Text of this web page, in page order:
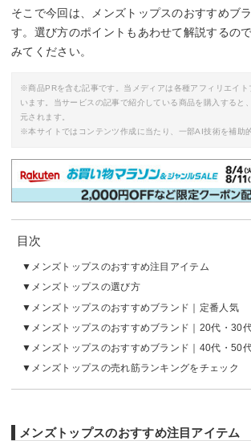
そこで今回は、メンズトップスのおすすめブ
す。選び方のポイントもあわせて解説するの
みてください。
※商品PRを含む記事です。当メディアは各種アフィリエイト
います。当サービスの記事で紹介している商品を購入すると
元されます。
※本サイトではコンテンツ作成に当たり、一部AI技術を補助
目次
メンズトップスのおすすめ注目アイテム
メンズトップスの選び方
メンズトップスのおすすめブランド｜定番人気
メンズトップスのおすすめブランド｜20代・30
メンズトップスのおすすめブランド｜40代・50
メンズトップスの売れ筋ランキングをチェック
メンズトップスのおすすめ注目アイテム